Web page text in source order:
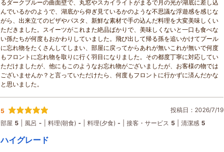
るダークブルーの曲面壁で、丸窓やスカイライトがまるで月の光が湖底に差し込
んでいるかのようで、湖底から仰ぎ見ているかのような不思議な浮遊感を感じな
がら、出来立てのピザやパスタ、新鮮な素材で手の込んだ料理を大変美味しくい
ただきました。スイーツがこれまた絶品ばかりで、美味しくないと一口も食べな
い孫たちが何度もおかわりしていました。飛び出して帰る孫を追いかけてプール
に忘れ物をたくさんしてしまい、部屋に戻ってからあれが無いこれが無いで何度
もフロントに忘れ物を取りに行く羽目になりました。その都度丁寧に対応してい
ただけましたが、他にもこのようなお忘れ物がございましたが、お客様の物では
ございませんか？と言っていただけたら、何度もフロントに行かずに済んだかな
と思いました。
5
投稿日：2026/7/19
部屋 5 風呂 - 料理(朝食) - 料理(夕食) - 接客・サービス 5 清潔感 5
ハイグレード